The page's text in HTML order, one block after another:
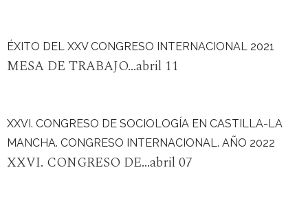
ÉXITO DEL XXV CONGRESO INTERNACIONAL 2021
MESA DE TRABAJO...abril 11
XXVI. CONGRESO DE SOCIOLOGÍA EN CASTILLA-LA
MANCHA. CONGRESO INTERNACIONAL. AÑO 2022
XXVI. CONGRESO DE...abril 07